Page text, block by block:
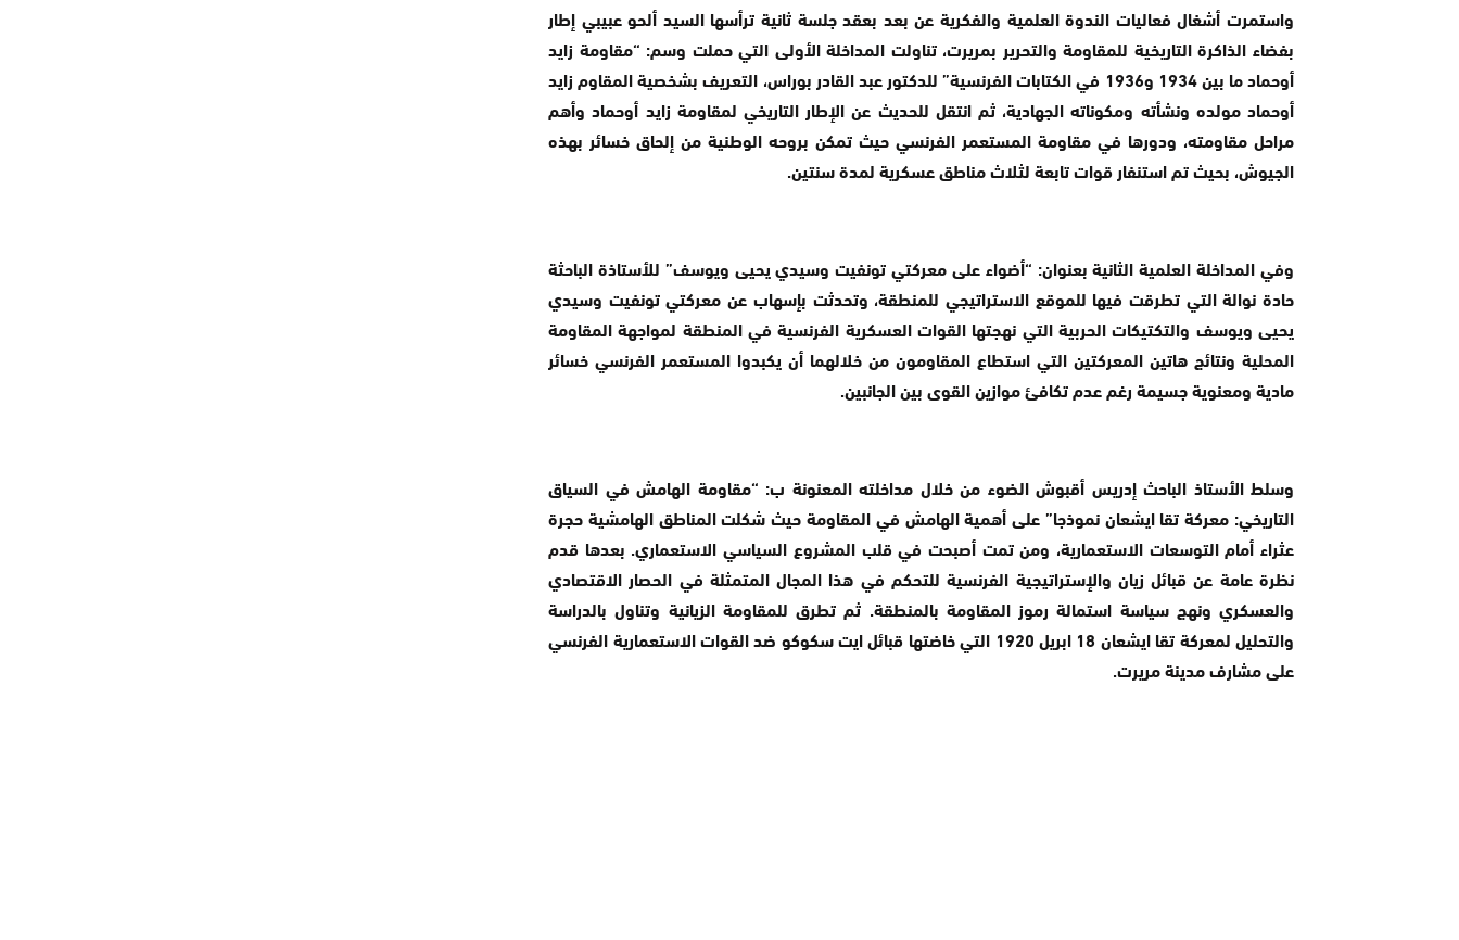
واستمرت أشغال فعاليات الندوة العلمية والفكرية عن بعد بعقد جلسة ثانية ترأسها السيد ألحو عبيبي إطار
بفضاء الذاكرة التاريخية للمقاومة والتحرير بمريرت، تناولت المداخلة الأولى التي حملت وسم: “مقاومة زايد
أوحماد ما بين 1934 و1936 في الكتابات الفرنسية” للدكتور عبد القادر بوراس، التعريف بشخصية المقاوم زايد
أوحماد مولده ونشأته ومكوناته الجهادية، ثم انتقل للحديث عن الإطار التاريخي لمقاومة زايد أوحماد وأهم
مراحل مقاومته، ودورها في مقاومة المستعمر الفرنسي حيث تمكن بروحه الوطنية من إلحاق خسائر بهذه
الجيوش، بحيث تم استنفار قوات تابعة لثلاث مناطق عسكرية لمدة سنتين.
وفي المداخلة العلمية الثانية بعنوان: “أضواء على معركتي تونفيت وسيدي يحيى ويوسف” للأستاذة الباحثة
حادة نوالة التي تطرقت فيها للموقع الاستراتيجي للمنطقة، وتحدثت بإسهاب عن معركتي تونفيت وسيدي
يحيى ويوسف والتكتيكات الحربية التي نهجتها القوات العسكرية الفرنسية في المنطقة لمواجهة المقاومة
المحلية ونتائج هاتين المعركتين التي استطاع المقاومون من خلالهما أن يكبدوا المستعمر الفرنسي خسائر
مادية ومعنوية جسيمة رغم عدم تكافئ موازين القوى بين الجانبين.
وسلط الأستاذ الباحث إدريس أقبوش الضوء من خلال مداخلته المعنونة ب: “مقاومة الهامش في السياق
التاريخي: معركة تقا ايشعان نموذجا” على أهمية الهامش في المقاومة حيث شكلت المناطق الهامشية حجرة
عثراء أمام التوسعات الاستعمارية، ومن تمت أصبحت في قلب المشروع السياسي الاستعماري. بعدها قدم
نظرة عامة عن قبائل زيان والإستراتيجية الفرنسية للتحكم في هذا المجال المتمثلة في الحصار الاقتصادي
والعسكري ونهج سياسة استمالة رموز المقاومة بالمنطقة. ثم تطرق للمقاومة الزيانية وتناول بالدراسة
والتحليل لمعركة تقا ايشعان 18 ابريل 1920 التي خاضتها قبائل ايت سكوكو ضد القوات الاستعمارية الفرنسي
على مشارف مدينة مريرت.